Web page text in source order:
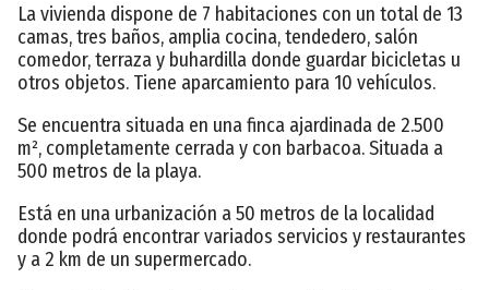
La vivienda dispone de 7 habitaciones con un total de 13
camas, tres baños, amplia cocina, tendedero, salón
comedor, terraza y buhardilla donde guardar bicicletas u
otros objetos. Tiene aparcamiento para 10 vehículos.
Se encuentra situada en una finca ajardinada de 2.500
m², completamente cerrada y con barbacoa. Situada a
500 metros de la playa.
Está en una urbanización a 50 metros de la localidad
donde podrá encontrar variados servicios y restaurantes
y a 2 km de un supermercado.